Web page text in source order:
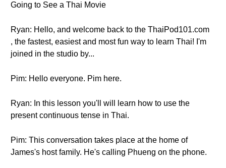
Going to See a Thai Movie
Ryan: Hello, and welcome back to the ThaiPod101.com
, the fastest, easiest and most fun way to learn Thai! I'm
joined in the studio by...
Pim: Hello everyone. Pim here.
Ryan: In this lesson you'll will learn how to use the
present continuous tense in Thai.
Pim: This conversation takes place at the home of
James's host family. He's calling Phueng on the phone.